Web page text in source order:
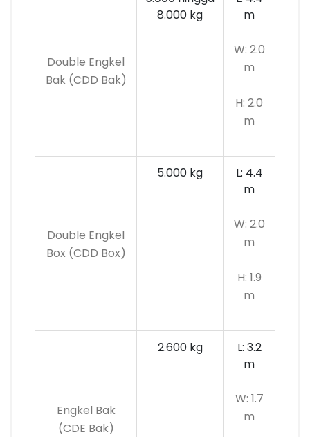
Double Engkel
Bak (CDD Bak)
8.000 kg
m
W: 2.0
m
H: 2.0
m
Double Engkel
Box (CDD Box)
5.000 kg
L: 4.4
m
W: 2.0
m
H: 1.9
m
Engkel Bak
(CDE Bak)
2.600 kg
L: 3.2
m
W: 1.7
m